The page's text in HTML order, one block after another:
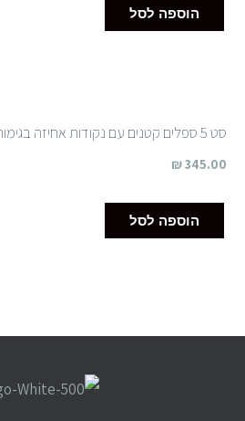
הוספה לסל
סט 5 ספלים קטנים עם נקודות אחיזה בגימור בזלת מדבר
₪345.00
הוספה לסל